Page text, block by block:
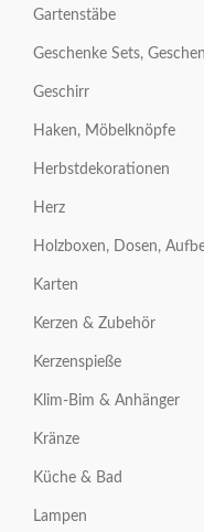
Gartenstäbe
Geschenke Sets,
Geschirr
Haken, Möbelknöpfe
Herbstdekorationen
Herz
Holzboxen, Dosen,
Karten
Kerzen & Zubehör
Kerzenspieße
Klim-Bim & Anhänger
Kränze
Küche & Bad
Lampen